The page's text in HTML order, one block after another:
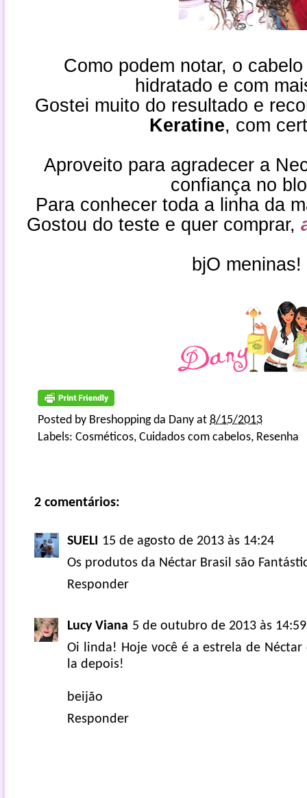
Como podem notar, o
hidratado e com
Gostei muito do resultado e
Keratine, com
Aproveito para agradecer a
confiança no
Para conhecer toda a linha da
Gostou do teste e quer comprar,
bjO meninas!
Posted by Breshopping da Dany at 8/15/2013
Labels: Cosméticos, Cuidados com cabelos, Resenha
2 comentários:
SUELI 15 de agosto de 2013 às 14:24
Os produtos da Néctar Brasil são
Responder
Lucy Viana 5 de outubro de 2013 às 14:59
Oi linda! Hoje você é a estrela de Néctar
la depois!
beijão
Responder